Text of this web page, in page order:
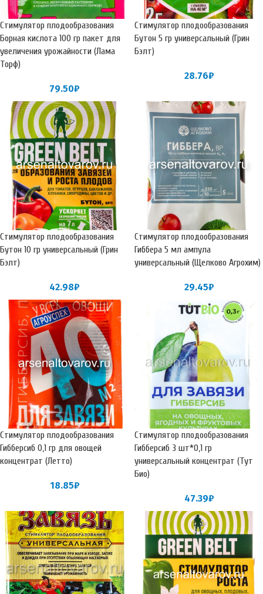
Стимулятор плодообразования
Борная кислота 100 гр пакет для
увеличения урожайности (Лама
Торф)
79.50₽
Стимулятор плодообразования
Бутон 5 гр универсальный (Грин
Бэлт)
28.76₽
Стимулятор плодообразования
Бутон 10 гр универсальный (Грин
Бэлт)
42.98₽
Стимулятор плодообразования
Гиббера 5 мл ампула
универсальный (Щелково Агрохим)
29.45₽
Стимулятор плодообразования
Гибберсиб 0,1 гр для овощей
концентрат (Летто)
18.85₽
Стимулятор плодообразования
Гибберсиб 3 шт*0,1 гр
универсальный концентрат (Тут
Био)
47.39₽